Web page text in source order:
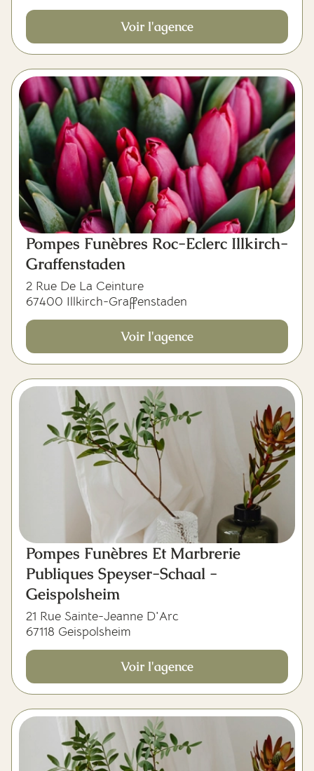
Voir l'agence
Pompes Funèbres Roc-Eclerc Illkirch-
Graffenstaden
2 Rue De La Ceinture
67400 Illkirch-Graffenstaden
Voir l'agence
Pompes Funèbres Et Marbrerie
Publiques Speyser-Schaal -
Geispolsheim
21 Rue Sainte-Jeanne D'Arc
67118 Geispolsheim
Voir l'agence